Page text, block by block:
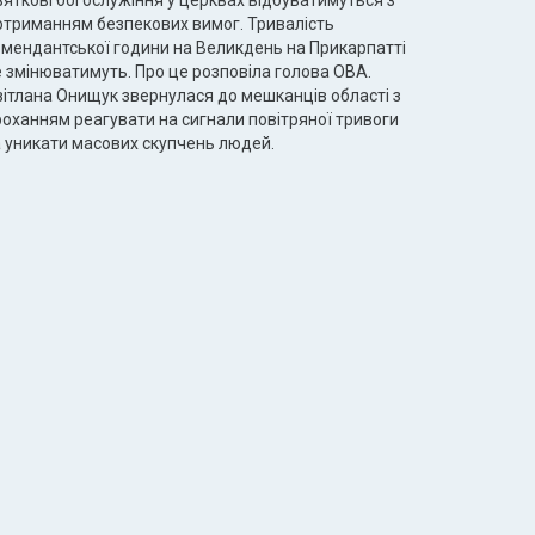
безпекових вимог. Тривалість
години на Великдень на Прикарпатті
змінюватимуть. Про це розповіла голова ОВА.
Онищук звернулася до мешканців області з
реагувати на сигнали повітряної тривоги
уникати масових скупчень людей.